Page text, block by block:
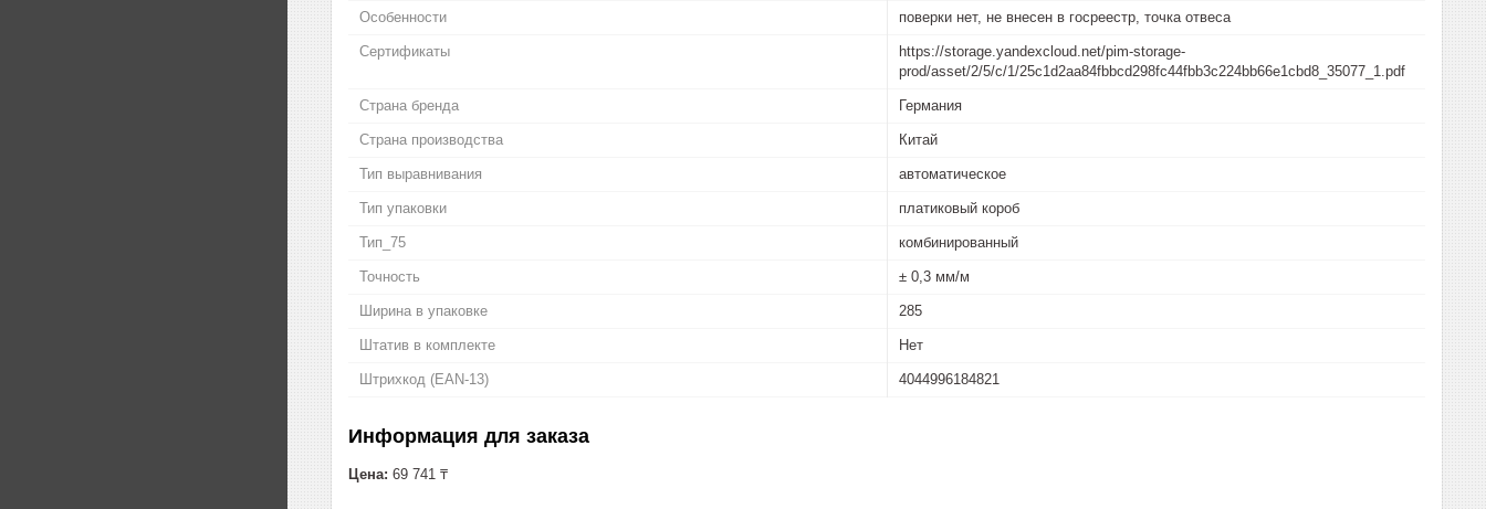
Особенности поверки нет, не внесен в госреестр, точка отвеса
Сертификаты
https://storage.yandexcloud.net/pim-storage-
prod/asset/2/5/c/1/25c1d2aa84fbbcd298fc44fbb3c224bb66e1cbd8_35077_1.pdf
Страна бренда Германия
Страна производства Китай
Тип выравнивания автоматическое
Тип упаковки платиковый короб
Тип_75 комбинированный
Точность ± 0,3 мм/м
Ширина в упаковке 285
Штатив в комплекте Нет
Штрихкод (EAN-13) 4044996184821
Информация для заказа
Цена: 69 741 ₸